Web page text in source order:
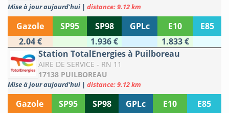
Mise à jour aujourd'hui | distance: 9.12 km
Gazole SP95 SP98 GPLc E10
E85
2.04 €
1.936 €
1.833 €
Station TotalEnergies à Puilboreau
AIRE DE SERVICE - RN 11
17138 PUILBOREAU
Mise à jour aujourd'hui | distance: 9.12 km
Gazole SP95 SP98 GPLc E10
E85